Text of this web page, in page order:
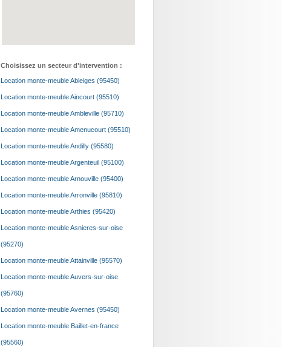
Choisissez un secteur d'intervention :
Location monte-meuble Ableiges (95450)
Location monte-meuble Aincourt (95510)
Location monte-meuble Ambleville (95710)
Location monte-meuble Amenucourt (95510)
Location monte-meuble Andilly (95580)
Location monte-meuble Argenteuil (95100)
Location monte-meuble Arnouville (95400)
Location monte-meuble Arronville (95810)
Location monte-meuble Arthies (95420)
Location monte-meuble Asnieres-sur-oise
(95270)
Location monte-meuble Attainville (95570)
Location monte-meuble Auvers-sur-oise
(95760)
Location monte-meuble Avernes (95450)
Location monte-meuble Baillet-en-france
(95560)